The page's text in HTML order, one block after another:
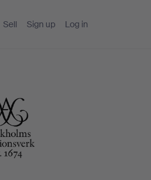
Sell Sign up Log in